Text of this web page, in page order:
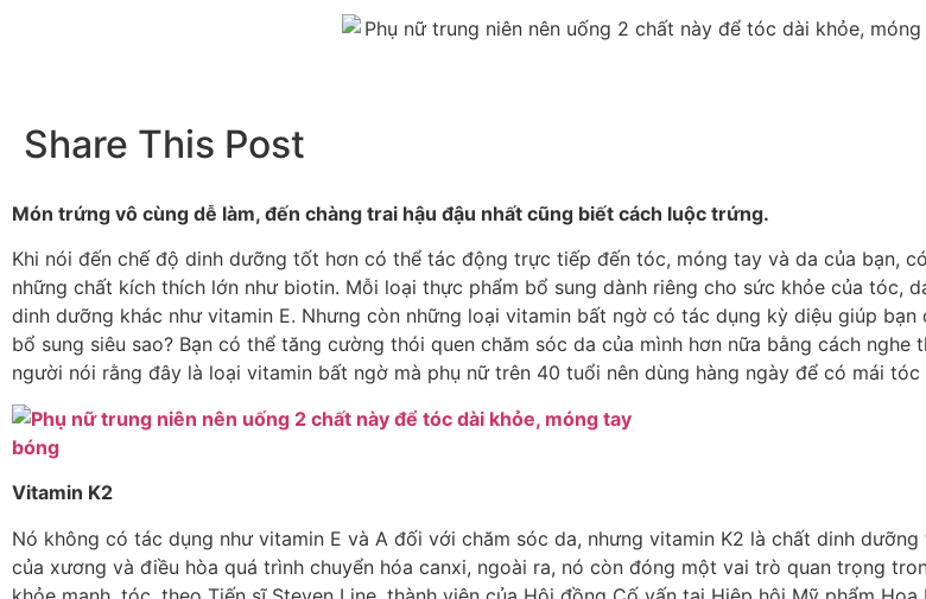
Share This Post
Món trứng vô cùng dễ làm, đến chàng trai hậu đậu nhất cũng biết cách luộc trứng.
Khi nói đến chế độ dinh dưỡng tốt hơn có thể tác động trực tiếp đến tóc, móng tay và da của bạn,
những chất kích thích lớn như biotin. Mỗi loại thực phẩm bổ sung dành riêng cho sức khỏe của tóc,
dinh dưỡng khác như vitamin E. Nhưng còn những loại vitamin bất ngờ có tác dụng kỳ diệu giúp
bổ sung siêu sao? Bạn có thể tăng cường thói quen chăm sóc da của mình hơn nữa bằng cách nghe
người nói rằng đây là loại vitamin bất ngờ mà phụ nữ trên 40 tuổi nên dùng hàng ngày để có mái
Vitamin K2
Nó không có tác dụng như vitamin E và A đối với chăm sóc da, nhưng vitamin K2 là chất dinh
của xương và điều hòa quá trình chuyển hóa canxi, ngoài ra, nó còn đóng một vai trò quan trọng